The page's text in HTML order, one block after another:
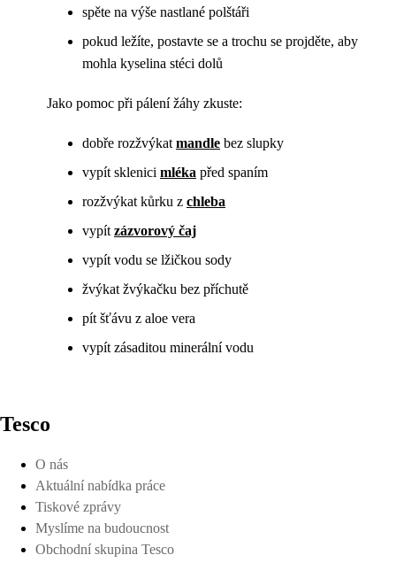
spěte na výše nastlané polštáři
pokud ležíte, postavte se a trochu se projděte, aby
mohla kyselina stéci dolů
Jako pomoc při pálení žáhy zkuste:
dobře rozžvýkatmandle bez slupky
vypít sklenici mléka před spaním
rozžvýkat kůrku z chleba
vypítzázvorový čaj
vypít vodu se lžičkou sody
žvýkat žvýkačku bez příchutě
pít šťávu z aloe vera
vypít zásaditou minerální vodu
Tesco
O nás
Aktuální nabídka práce
Tiskové zprávy
Myslíme na budoucnost
Obchodní skupina Tesco